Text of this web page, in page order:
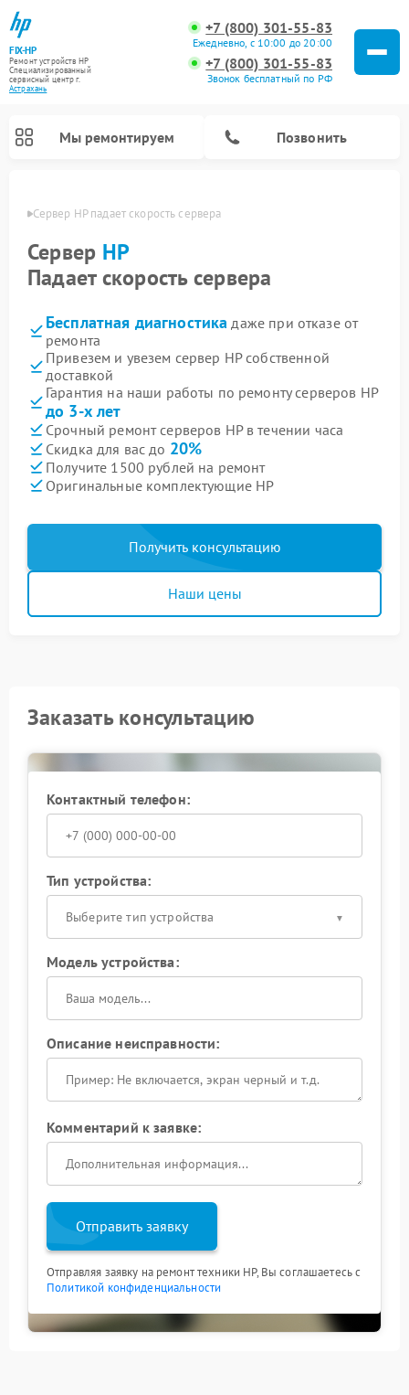
FIX-HP
Ремонт устройств HP
Специализированный
cервисный центр г.
Астрахань
+7 (800) 301-55-83
Ежедневно, с 10:00 до 20:00
+7 (800) 301-55-83
Звонок бесплатный по РФ
Мы ремонтируем Позвонить
Сервер HP падает скорость сервера
Сервер HP
Падает скорость сервера
Бесплатная диагностика даже при отказе от
ремонта
Привезем и увезем сервер HP собственной
доставкой
Гарантия на наши работы по ремонту серверов HP
до 3-х лет
Срочный ремонт серверов HP в течении часа
Скидка для вас до 20%
Получите 1500 рублей на ремонт
Оригинальные комплектующие HP
Получить консультацию
Наши цены
Заказать консультацию
Контактный телефон:
Тип устройства:
Выберите тип устройства
Модель устройства:
Описание неисправности:
Комментарий к заявке:
Отправить заявку
Отправляя заявку на ремонт техники HP, Вы соглашаетесь с
Политикой конфиденциальности